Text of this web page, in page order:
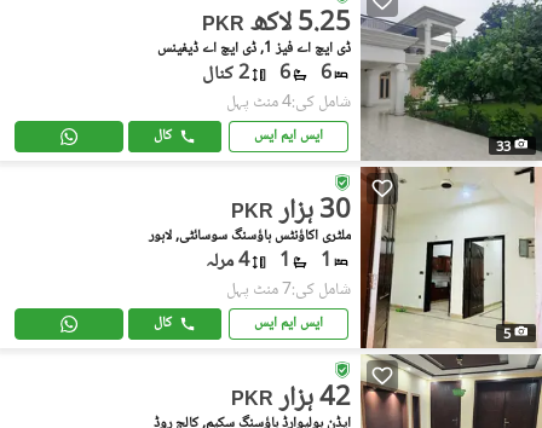
33
PKR 5.25 لاکھ
ڈی ایچ اے فیز 1, ڈی ایچ اے ڈیفینس
6
6 2 کنال
شامل کی:4 منٹ پہل
ایس ایم ایس کال
5
PKR 30 ہزار
ملٹری اکاؤنٹس ہاؤسنگ سوسائٹی, لاہور
1
1 4 مرلہ
شامل کی:7 منٹ پہل
ایس ایم ایس کال
PKR 42 ہزار